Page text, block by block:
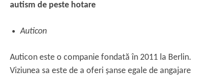
autism de peste hotare
Auticon
Auticon este o companie fondată în 2011 la Berlin.
Viziunea sa este de a oferi șanse egale de angajare